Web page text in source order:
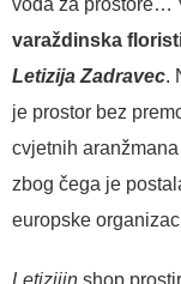
voda za prostore…
varaždinska
Letizija Zadravec.
je prostor bez
cvjetnih aranžmana
zbog čega je
europske
Letizijin shop